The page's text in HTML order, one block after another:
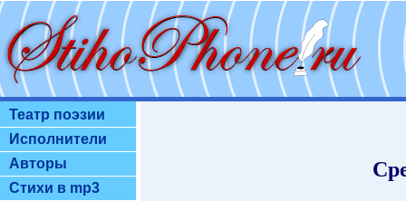
Театр поэзии
Исполнители
Авторы
Стихи в mp3